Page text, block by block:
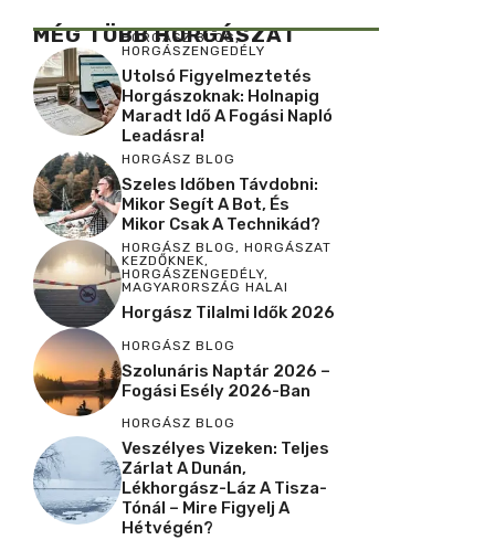
MÉG TÖBB HORGÁSZAT
HORGÁSZ BLOG,
HORGÁSZENGEDÉLY
Utolsó Figyelmeztetés
Horgászoknak: Holnapig
Maradt Idő A Fogási Napló
Leadásra!
HORGÁSZ BLOG
Szeles Időben Távdobni:
Mikor Segít A Bot, És
Mikor Csak A Technikád?
HORGÁSZ BLOG, HORGÁSZAT
KEZDŐKNEK,
HORGÁSZENGEDÉLY,
MAGYARORSZÁG HALAI
Horgász Tilalmi Idők 2026
HORGÁSZ BLOG
Szolunáris Naptár 2026 –
Fogási Esély 2026-Ban
HORGÁSZ BLOG
Veszélyes Vizeken: Teljes
Zárlat A Dunán,
Lékhorgász-Láz A Tisza-
Tónál – Mire Figyelj A
Hétvégén?